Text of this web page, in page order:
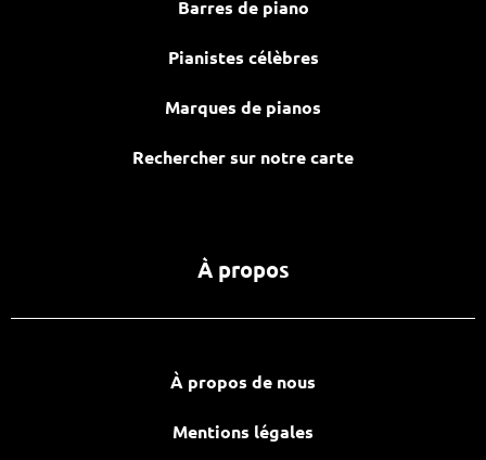
Barres de piano
Pianistes célèbres
Marques de pianos
Rechercher sur notre carte
À propos
À propos de nous
Mentions légales